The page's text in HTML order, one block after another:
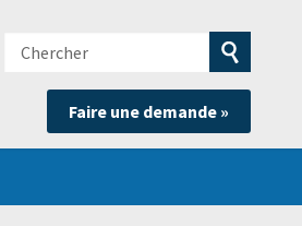
Chercher
Soumettre
la
recherche
Faire une demande »